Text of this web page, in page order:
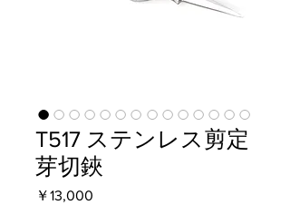
T517 ステンレス剪定
芽切鋏
￥13,000